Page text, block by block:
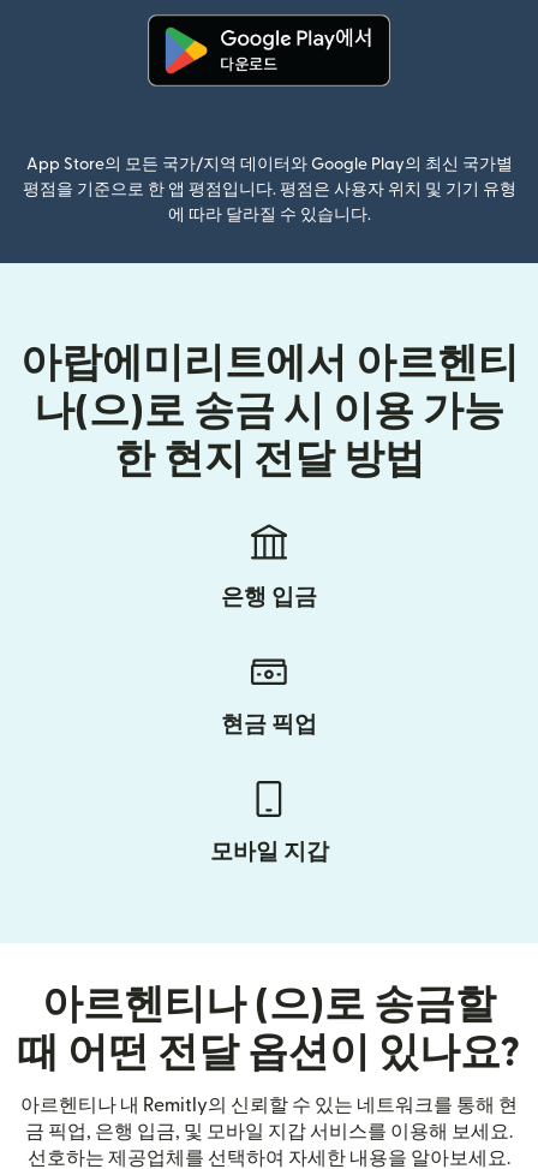
App Store의 모든 국가/지역 데이터와 Google Play의 최신 국가별
평점을 기준으로 한 앱 평점입니다. 평점은 사용자 위치 및 기기 유형
에 따라 달라질 수 있습니다.
아랍에미리트에서 아르헨티
나(으)로 송금 시 이용 가능
한 현지 전달 방법
은행 입금
현금 픽업
모바일 지갑
아르헨티나 (으)로 송금할
때 어떤 전달 옵션이 있나요?
아르헨티나 내 Remitly의 신뢰할 수 있는 네트워크를 통해 현
금 픽업, 은행 입금, 및 모바일 지갑 서비스를 이용해 보세요.
선호하는 제공업체를 선택하여 자세한 내용을 알아보세요.